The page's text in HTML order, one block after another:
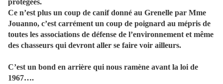
protégées.
Ce n’est plus un coup de canif donné au Grenelle par Mme
Jouanno, c’est carrément un coup de poignard au mépris de
toutes les associations de défense de l’environnement et même
des chasseurs qui devront aller se faire voir ailleurs.
C’est un bond en arrière qui nous ramène avant la loi de
1967….